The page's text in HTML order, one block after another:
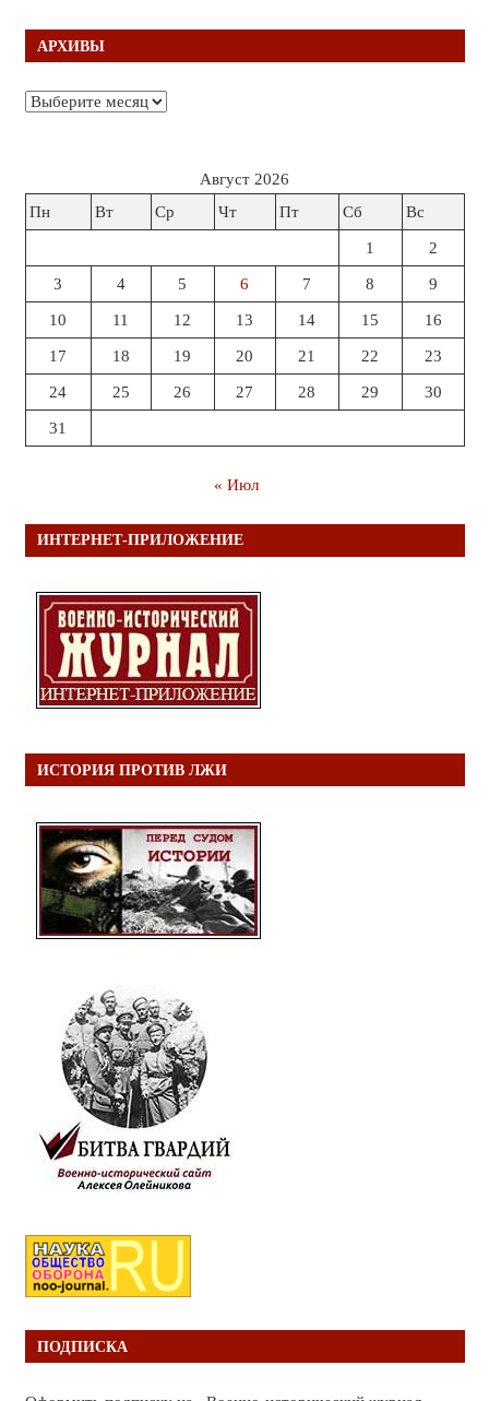
АРХИВЫ
Архивы
Август 2026
Пн
Вт Ср Чт Пт Сб Вс
1 2
3 4 5 6 7 8 9
10 11 12 13 14 15 16
17 18 19 20 21 22 23
24 25 26 27 28 29 30
31
« Июл
ИНТЕРНЕТ-ПРИЛОЖЕНИЕ
ИСТОРИЯ ПРОТИВ ЛЖИ
ПОДПИСКА